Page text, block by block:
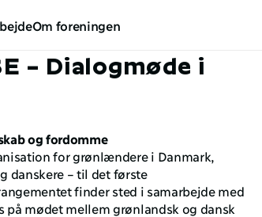
Om foreningen
– Dialogmøde i
og fordomme
for grønlændere i Danmark,
danskere – til det første
finder sted i samarbejde med
på mødet mellem grønlandsk og dansk